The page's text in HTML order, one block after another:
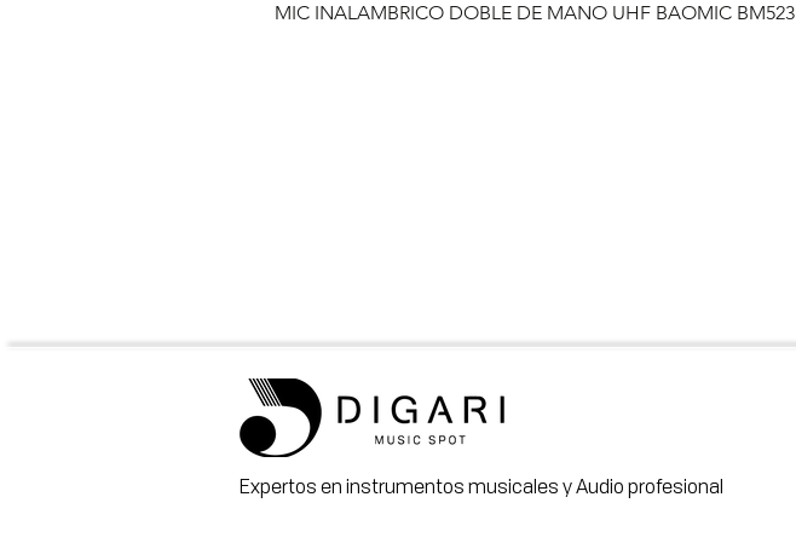
MIC INALAMBRICO DOBLE DE MANO UHF BAOMIC BM523
Expertos en instrumentos musicales y Audio profesional